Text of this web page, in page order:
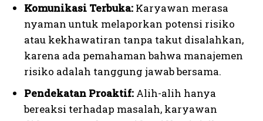
Komunikasi Terbuka: Karyawan merasa
nyaman untuk melaporkan potensi risiko
atau kekhawatiran tanpa takut disalahkan,
karena ada pemahaman bahwa manajemen
risiko adalah tanggung jawab bersama.
Pendekatan Proaktif: Alih-alih hanya
bereaksi terhadap masalah, karyawan